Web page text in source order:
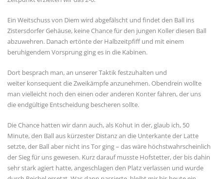
Ein Weitschuss von Diem wird abgefälscht und findet den Ball ins
Zistersdorfer Gehäuse, keine Chance für den jungen Koller diesen Ball
abzuwehren. Danach ertönte der Halbzeitpfiff und mit einem
beruhigendem Vorsprung ging es in die Kabinen.
Dort besprach man, an unserer Taktik festzuhalten und
weiter konsequent die Zweikämpfe anzunehmen. Obendrein wollte
man vielleicht noch den einen oder anderen Konter fahren, der uns
die endgültige Entscheidung bescheren sollte.
Die Chance hatten wir dann auch, als Kohut in der, glaub ich, 50
Minute, den Ball aus kürzester Distanz an die Unterkante der Latte
setzte, der Ball aber nicht ins Tor ging – das wäre höchstwahrscheinlich
der Sieg für uns gewesen. Kurz darauf musste Hofstetter, der bis dahin
sehr stark agiert hatte, angeschlagen den Platz verlassen und wurde